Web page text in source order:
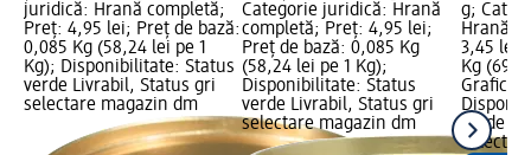
juridică: Hrană completă;
Preț: 4,95 lei; Preț de bază:
0,085 Kg (58,24 lei pe 1
Kg); Disponibilitate: Status
verde Livrabil, Status gri
selectare magazin dm
Categorie juridică: Hrană
completă; Preț: 4,95 lei;
Preț de bază: 0,085 Kg
(58,24 lei pe 1 Kg);
Disponibilitate: Status
verde Livrabil, Status gri
selectare magazin dm
g;
Hrană
3,45 lei;
Kg
Grafică
verde